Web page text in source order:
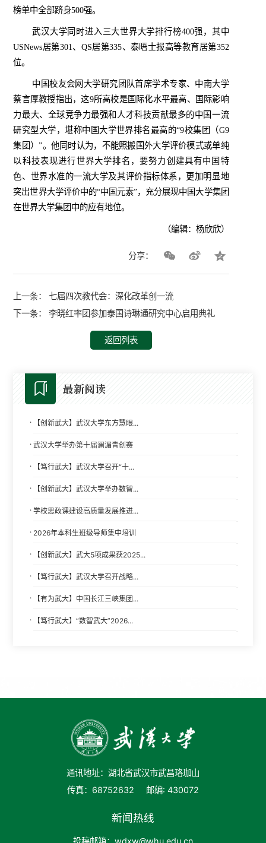
榜单中全部跻身500强。
武汉大学同时进入三大世界大学排行榜400强，其中
USNews居第301、 QS居第335、泰晤士报高等教育居第352
位。
中国校友会网大学研究团队首席学术专家、中南大学
蔡言厚教授指出，这9所高校是国际化水平最高、国际影响
力最大、全球竞争力最强和人才科技贡献最多的中国一流
研究型大学，堪称中国大学世界排名最高的“9校集团（G9
集团）”。他同时认为，不能照搬国外大学评价模式或单纯
以科技表现进行世界大学排名，要努力创建具有中国特
色、世界水准的一流大学及其评价指标体系，更加明显地
突出世界大学评价中的“中国元素”，充分展现中国大学集团
在世界大学集团中的应有地位。
（编辑：杨欣欣）
分享：
上一条：七届四次教代会：深化改革创一流
下一条：李晓红率团参加泰国诗琳通研究中心启用典礼
返回列表
最新阅读
· 【创新武大】武汉大学东方慧眼...
· 武汉大学举办第十届澜湄青创赛
· 【笃行武大】武汉大学召开“十...
· 【创新武大】武汉大学举办数智...
· 学校思政课建设高质量发展推进...
· 2026年本科生班级导师集中培训
· 【创新武大】武大5项成果获2025...
· 【笃行武大】武汉大学召开战略...
· 【有为武大】中国长江三峡集团...
· 【笃行武大】“数智武大”2026...
通讯地址：湖北省武汉市武昌珞珈山
传真：68752632
邮编: 430072
新闻热线